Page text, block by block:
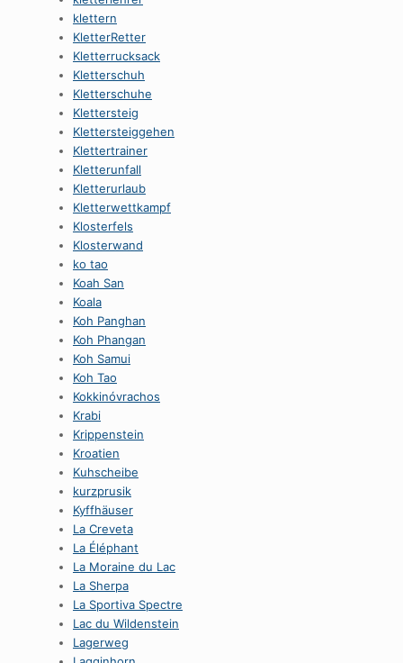
klettern
KletterRetter
Kletterrucksack
Kletterschuh
Kletterschuhe
Klettersteig
Klettersteiggehen
Klettertrainer
Kletterunfall
Kletterurlaub
Kletterwettkampf
Klosterfels
Klosterwand
ko tao
Koah San
Koala
Koh Panghan
Koh Phangan
Koh Samui
Koh Tao
Kokkinóvrachos
Krabi
Krippenstein
Kroatien
Kuhscheibe
kurzprusik
Kyffhäuser
La Creveta
La Éléphant
La Moraine du Lac
La Sherpa
La Sportiva Spectre
Lac du Wildenstein
Lagerweg